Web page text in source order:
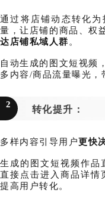
通过将店铺动态转化
量，让店铺的商品、权
达店铺私域人群 。
自动生成的图文短视频
多内容/商品流量曝光，
2 转化提升：
多样内容引导用户更快
生成的图文短视频作品
直接点击进入商品详
提高用户转化。